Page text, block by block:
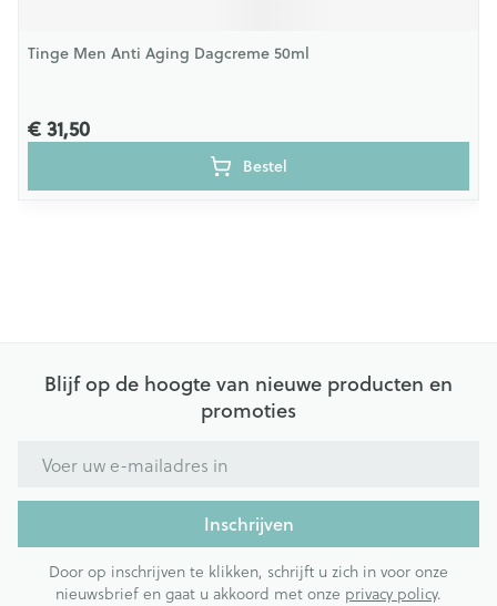
Tinge Men Anti Aging Dagcreme 50ml
€ 31,50
Bestel
Blijf op de hoogte van nieuwe producten en
promoties
Inschrijven
Door op inschrijven te klikken, schrijft u zich in voor onze
nieuwsbrief en gaat u akkoord met onze privacy policy.